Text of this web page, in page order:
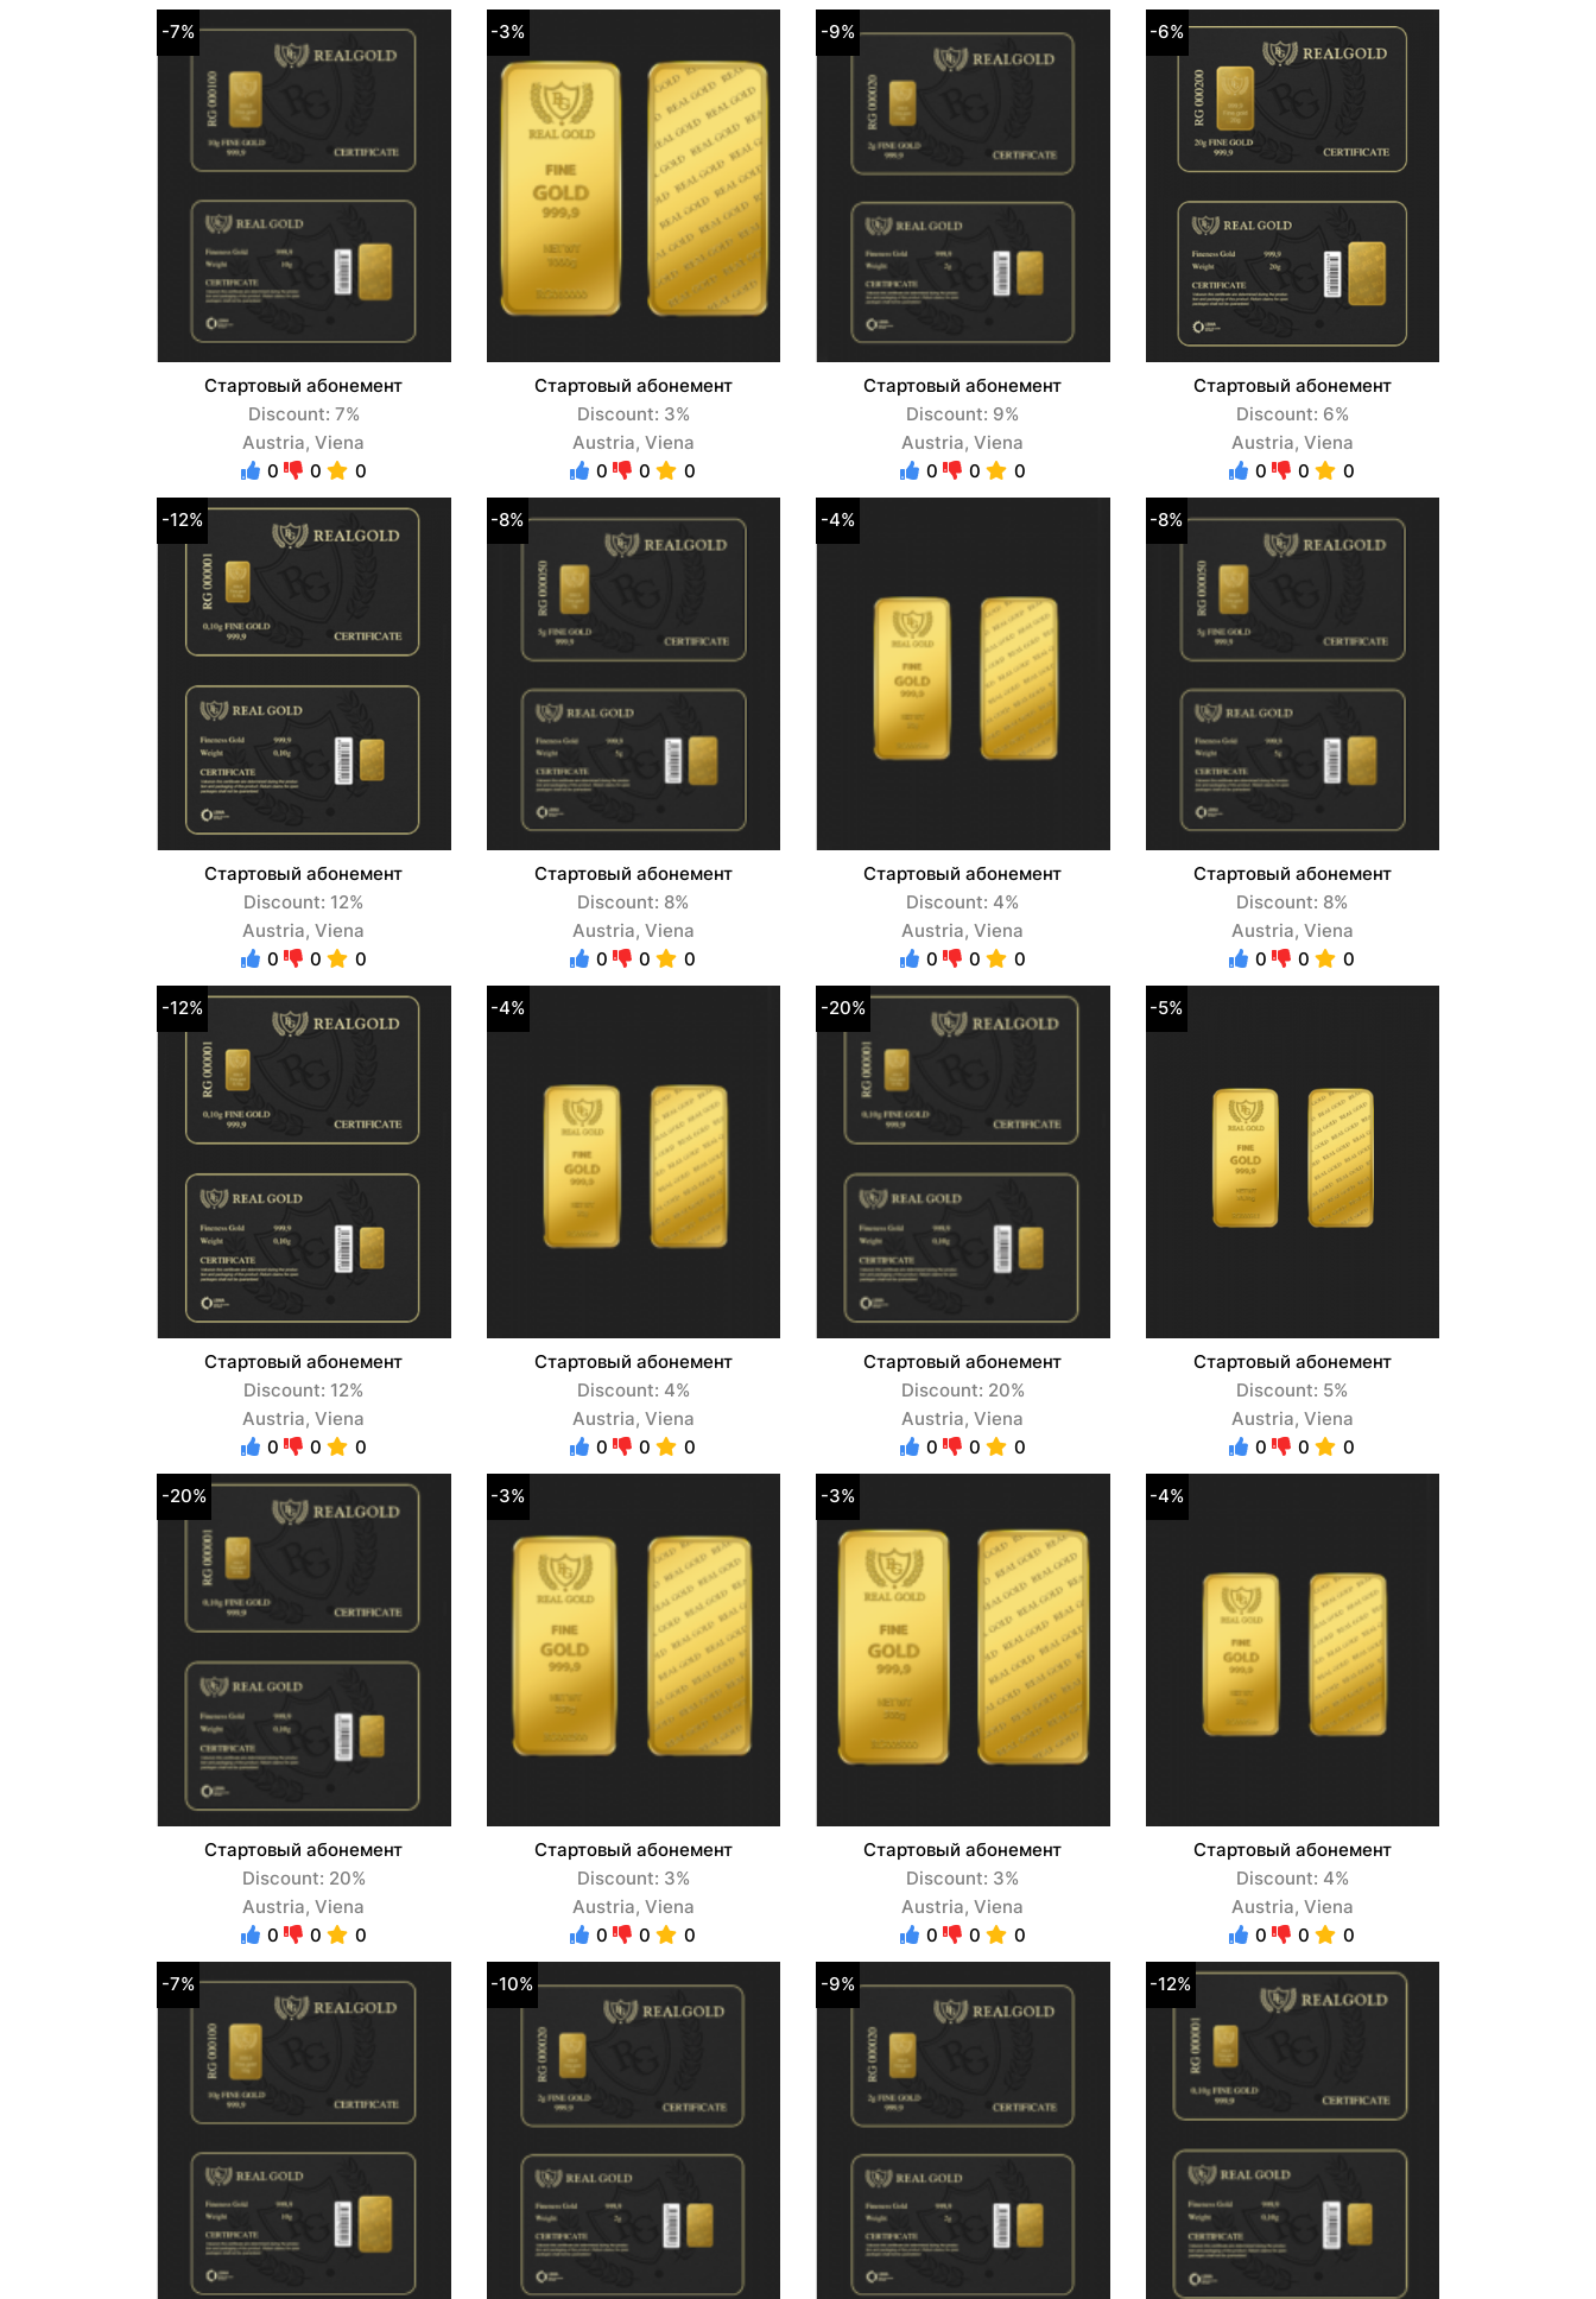
-7%
Стартовый абонемент
Discount: 7%
Austria, Viena
0
0 0
-3%
Стартовый абонемент
Discount: 3%
Austria, Viena
0
0 0
-9%
Стартовый абонемент
Discount: 9%
Austria, Viena
0
0 0
-6%
Стартовый абонемент
Discount: 6%
Austria, Viena
0
0 0
-12%
Стартовый абонемент
Discount: 12%
Austria, Viena
0
0 0
-8%
Стартовый абонемент
Discount: 8%
Austria, Viena
0
0 0
-4%
Стартовый абонемент
Discount: 4%
Austria, Viena
0
0 0
-8%
Стартовый абонемент
Discount: 8%
Austria, Viena
0
0 0
-12%
Стартовый абонемент
Discount: 12%
Austria, Viena
0
0 0
-4%
Стартовый абонемент
Discount: 4%
Austria, Viena
0
0 0
-20%
Стартовый абонемент
Discount: 20%
Austria, Viena
0
0 0
-5%
Стартовый абонемент
Discount: 5%
Austria, Viena
0
0 0
-20%
Стартовый абонемент
Discount: 20%
Austria, Viena
0
0 0
-3%
Стартовый абонемент
Discount: 3%
Austria, Viena
0
0 0
-3%
Стартовый абонемент
Discount: 3%
Austria, Viena
0
0 0
-4%
Стартовый абонемент
Discount: 4%
Austria, Viena
0
0 0
-7% -10% -9% -12%